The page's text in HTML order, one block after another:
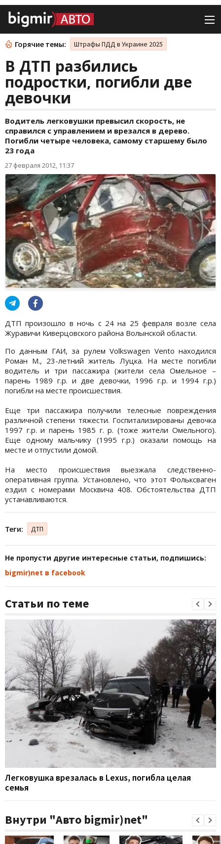
Горячие темы: Штрафы ПДД в Украине 2025
В ДТП разбились
подростки, погибли две
девочки
Водитель легковушки превысил скорость, не
справился с управлением и врезался в дерево.
Погибли четыре человека, самому старшему было
23 года
27 февраля 2012, 11:37
ДТП произошло в ночь с 24 на 25 февраля возле села
Журавичи Киверцовского района Волынской области.
По данным ГАИ, за рулем Volkswagen Vento находился
Роман М., 23-летний житель Луцка. На месте погибли
водитель и три пассажира (жители села Омельное –
парень 1989 г.р. и две девочки, 1996 г.р. и 1994 г.р.)
погибли на месте происшествия.
Еще три пассажира получили телесные повреждения
различной степени тяжести. Госпитализированы девочка
1997 г.р. и парень 1985 г. р. (тоже жители Омельного).
Еще одному мальчику (1995 г.р.) оказали помощь на
месте и отпустили домой.
На место происшествия выезжала следственно-
оперативная группа. Установлено, что этот Фольксваген
ездил с номерами Москвича 408. Обстоятельства ДТП
устанавливаются.
Теги: ДТП
Не пропусти другие интересные статьи, подпишись:
bigmir)net в facebook
Статьи по теме
Легковушка врезалась в Lexus, погибла целая
семья
Внутри "Авто bigmir)net"